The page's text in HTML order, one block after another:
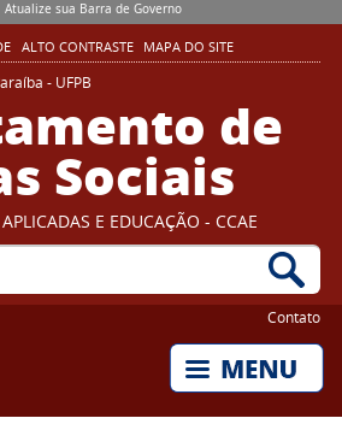
Atualize sua Barra de Governo
ALTO CONTRASTE MAPA DO SITE
- UFPB
de
Sociais
E EDUCAÇÃO - CCAE
Contato